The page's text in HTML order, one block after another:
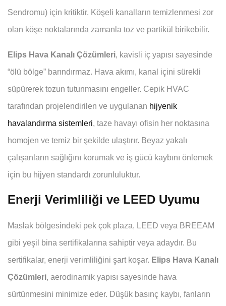
Sendromu) için kritiktir. Köşeli kanalların temizlenmesi zor
olan köşe noktalarında zamanla toz ve partikül birikebilir.
Elips Hava Kanalı Çözümleri, kavisli iç yapısı sayesinde
“ölü bölge” barındırmaz. Hava akımı, kanal içini sürekli
süpürerek tozun tutunmasını engeller. Cepik HVAC
tarafından projelendirilen ve uygulanan hijyenik
havalandırma sistemleri, taze havayı ofisin her noktasına
homojen ve temiz bir şekilde ulaştırır. Beyaz yakalı
çalışanların sağlığını korumak ve iş gücü kaybını önlemek
için bu hijyen standardı zorunluluktur.
Enerji Verimliliği ve LEED Uyumu
Maslak bölgesindeki pek çok plaza, LEED veya BREEAM
gibi yeşil bina sertifikalarına sahiptir veya adaydır. Bu
sertifikalar, enerji verimliliğini şart koşar. Elips Hava Kanalı
Çözümleri, aerodinamik yapısı sayesinde hava
sürtünmesini minimize eder. Düşük basınç kaybı, fanların